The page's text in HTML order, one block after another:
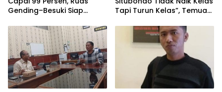
Gending–Besuki Siap
Pertengahan 2026
Tapi Turun Kelas”, Temuan